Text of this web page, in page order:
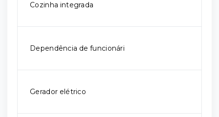
Cozinha integrada
Dependência de funcionári
Gerador elétrico